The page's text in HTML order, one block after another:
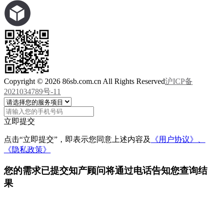
Copyright © 2026 86sb.com.cn All Rights Reserved沪ICP备
2021034789号-11
立即提交
点击“立即提交”，即表示您同意上述内容及
《用户协议》、
《隐私政策》
您的需求已提交知产顾问将通过电话告知您查询结
果